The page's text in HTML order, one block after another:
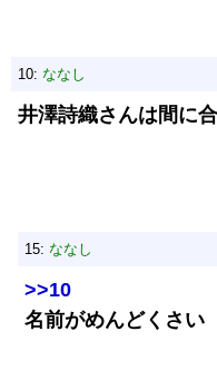
10: ななし
井澤詩織さんは間に
15: ななし
>>10
名前がめんどくさい